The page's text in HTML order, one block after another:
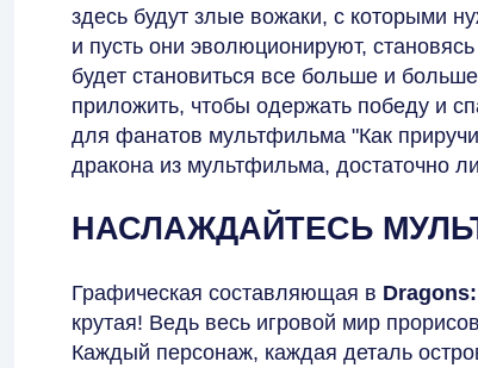
здесь будут злые вожаки, с которыми
и пусть они эволюционируют,
будет становиться все больше и
приложить, чтобы одержать победу и
для фанатов мультфильма "Как
дракона из мультфильма, достаточно
НАСЛАЖДАЙТЕСЬ
Графическая составляющая в
крутая! Ведь весь игровой мир
Каждый персонаж, каждая деталь